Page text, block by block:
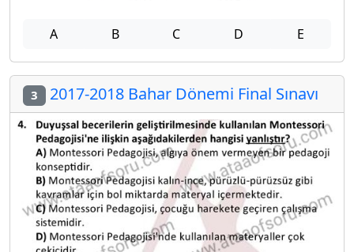
A B C D E
3 2017-2018 Bahar Dönemi Final Sınavı